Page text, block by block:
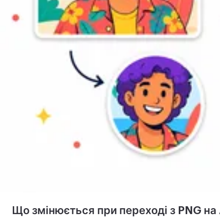
Що змінюється при переході з PNG на